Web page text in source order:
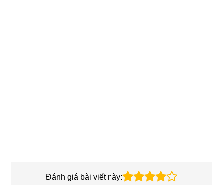
Đánh giá bài viết này: